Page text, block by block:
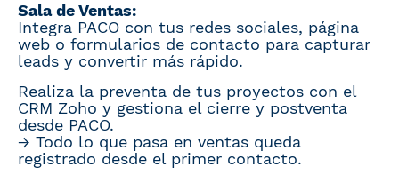
Sala de Ventas:
Integra PACO con tus redes sociales, página
web o formularios de contacto para capturar
leads y convertir más rápido.
Realiza la preventa de tus proyectos con el
CRM Zoho y gestiona el cierre y postventa
desde PACO.
→ Todo lo que pasa en ventas queda
registrado desde el primer contacto.